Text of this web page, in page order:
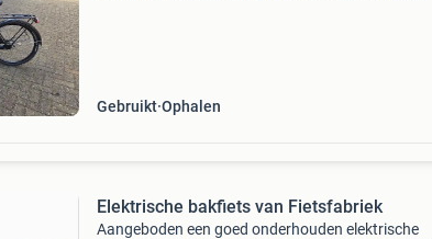
Gebruikt Ophalen
Elektrische bakfiets van Fietsfabriek
Aangeboden een goed onderhouden elektrische